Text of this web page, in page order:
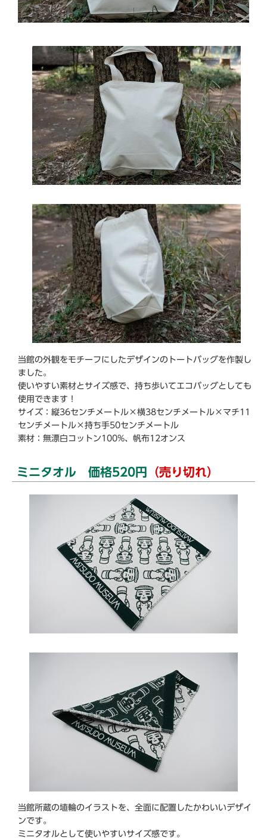
当館の外観をモチーフにしたデザインのトートバッグを作製し
ました。
使いやすい素材とサイズ感で、持ち歩いてエコバッグとしても
使用できます！
サイズ：縦36センチメートル×横38センチメートル×マチ11
センチメートル×持ち手50センチメートル
素材：無漂白コットン100%、帆布12オンス
ミニタオル 価格520円 （売り切れ）
当館所蔵の埴輪のイラストを、全面に配置したかわいいデザイ
ンです。
ミニタオルとして使いやすいサイズ感です。